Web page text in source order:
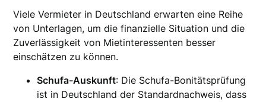
Viele Vermieter in Deutschland erwarten eine Reihe
von Unterlagen, um die finanzielle Situation und die
Zuverlässigkeit von Mietinteressenten besser
einschätzen zu können.
Schufa-Auskunft: Die Schufa-Bonitätsprüfung
ist in Deutschland der Standardnachweis, dass